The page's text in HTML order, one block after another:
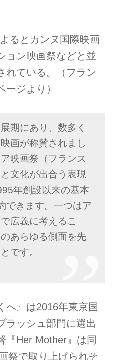
るとカンヌ国際映画
ョン映画祭などと並
れている。（フラン
ジより）
期にあり、数多く
画が称賛されまし
映画祭（フランス
文化が出合う表現
年創設以来の基本
できます。一つはア
広義に考えるこ
あらゆる側面を先
です。
へ』は2016年東京国
ラッシュ部門に選出
『Her Mother』は同
祭で取り上げられそ